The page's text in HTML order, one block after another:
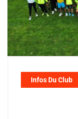
Infos Du Club